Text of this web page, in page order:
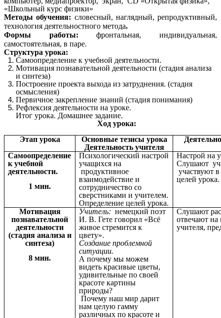
«Школьный курс физики»
Методы обучения: словесный, наглядный, репродуктивный,
технология деятельностного метода.
Формы работы:фронтальная, индивидуальная,
самостоятельная, в паре.
Структура урока:
Самоопределение к учебной деятельности.
Мотивация познавательной деятельности (стадия анализа
и синтеза)
Построение проекта выхода из затруднения. (стадия
осмысления)
Первичное закрепление знаний (стадия понимания)
Рефлексия деятельности на уроке.
Итог урока. Домашнее задание.
Ход урока:
Этап урока
Основные тезисы урока
Деятельность учителя
Самоопределение
к учебной
деятельности.
1 мин.
Психологический настрой
учащихся на
продуктивное
взаимодействие и
сотрудничество со
сверстниками и учителем.
Определение целей урока.
Настрой на
Слушают
участвуют
целей урока.
Мотивация
познавательной
деятельности
(стадия анализа и
синтеза)
8 мин.
Учитель: немецкий поэт
И. В.Гете говорил «Всё
живое стремится к
цвету».
Создание проблемной
ситуации.
А почему мы можем
видеть красивые цветы,
удивительные по своей
красоте картины
природы?
Почему наш мир дарит
нам целую гамму
различных по красоте и
Слушают
отвечают на
учителя,